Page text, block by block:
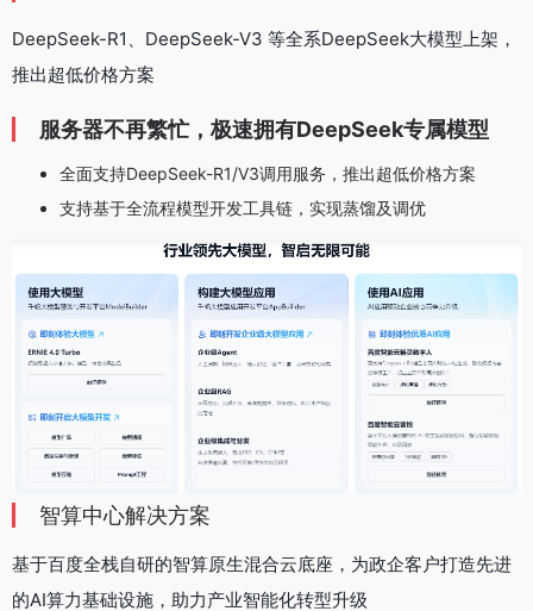
DeepSeek-R1、DeepSeek-V3 等全系DeepSeek大模型上架，
推出超低价格方案
服务器不再繁忙，极速拥有DeepSeek专属模型
全面支持DeepSeek-R1/V3调用服务，推出超低价格方案
支持基于全流程模型开发工具链，实现蒸馏及调优
智算中心解决方案
基于百度全栈自研的智算原生混合云底座，为政企客户打造先进
的AI算力基础设施，助力产业智能化转型升级